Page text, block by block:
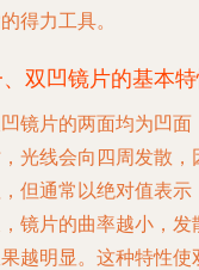
得力工具。
双凹镜片的基本
镜片的两面均为凹
光线会向四周发散
但通常以绝对值表
镜片的曲率越小，
越明显。这种特性使